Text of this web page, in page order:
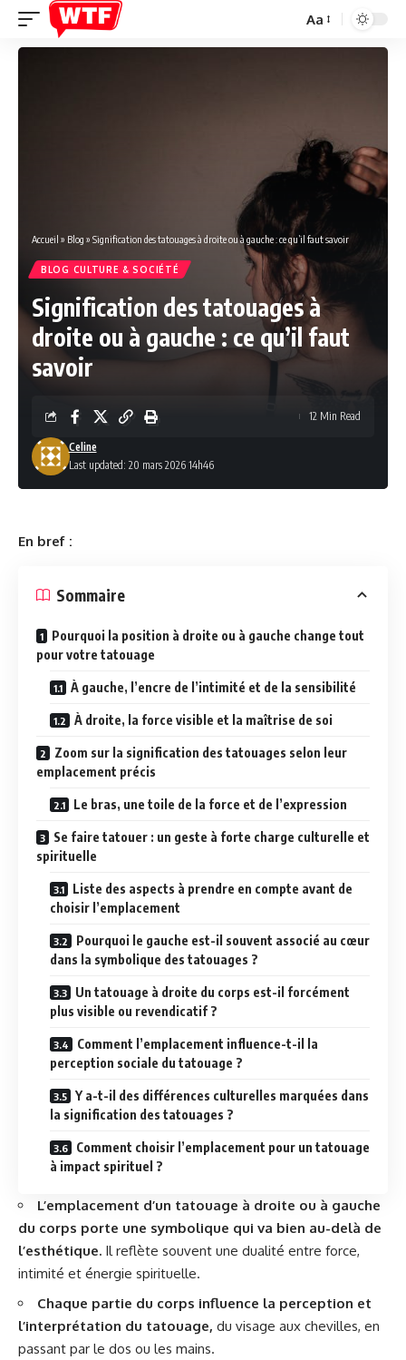
Font
Resizer
Aa
Accueil » Blog » Signification des tatouages à droite ou à gauche : ce qu’il faut savoir
BLOG CULTURE & SOCIÉTÉ
Signification des tatouages à
droite ou à gauche : ce qu’il faut
savoir
Last updated: 20 mars 2026 14h46
Celine
12 Min Read
En bref :
Sommaire
Pourquoi la position à droite ou à gauche change tout
pour votre tatouage
À gauche, l’encre de l’intimité et de la sensibilité
À droite, la force visible et la maîtrise de soi
Zoom sur la signification des tatouages selon leur
emplacement précis
Le bras, une toile de la force et de l’expression
Se faire tatouer : un geste à forte charge culturelle et
spirituelle
Liste des aspects à prendre en compte avant de
choisir l’emplacement
Pourquoi le gauche est-il souvent associé au cœur
dans la symbolique des tatouages ?
Un tatouage à droite du corps est-il forcément
plus visible ou revendicatif ?
Comment l’emplacement influence-t-il la
perception sociale du tatouage ?
Y a-t-il des différences culturelles marquées dans
la signification des tatouages ?
Comment choisir l’emplacement pour un tatouage
à impact spirituel ?
L’emplacement d’un tatouage à droite ou à gauche
du corps porte une symbolique qui va bien au-delà de
l’esthétique. Il reflète souvent une dualité entre force,
intimité et énergie spirituelle.
Chaque partie du corps influence la perception et
l’interprétation du tatouage, du visage aux chevilles, en
passant par le dos ou les mains.